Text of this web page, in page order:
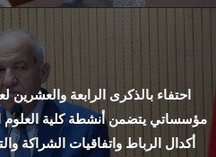
احتفاء بالذكرى الرابعة والعشرين
مؤسساتي يتضمن أنشطة كلية العلوم
أكدال الرباط واتفاقيات الشراكة